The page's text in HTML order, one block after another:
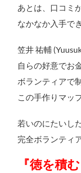
あとは、口コミ
なかなか入手で
笠井 祐輔
自らの好意でお
ボランティアで
この手作りマップ
若いのにたいし
完全ボランティ
『徳を積む